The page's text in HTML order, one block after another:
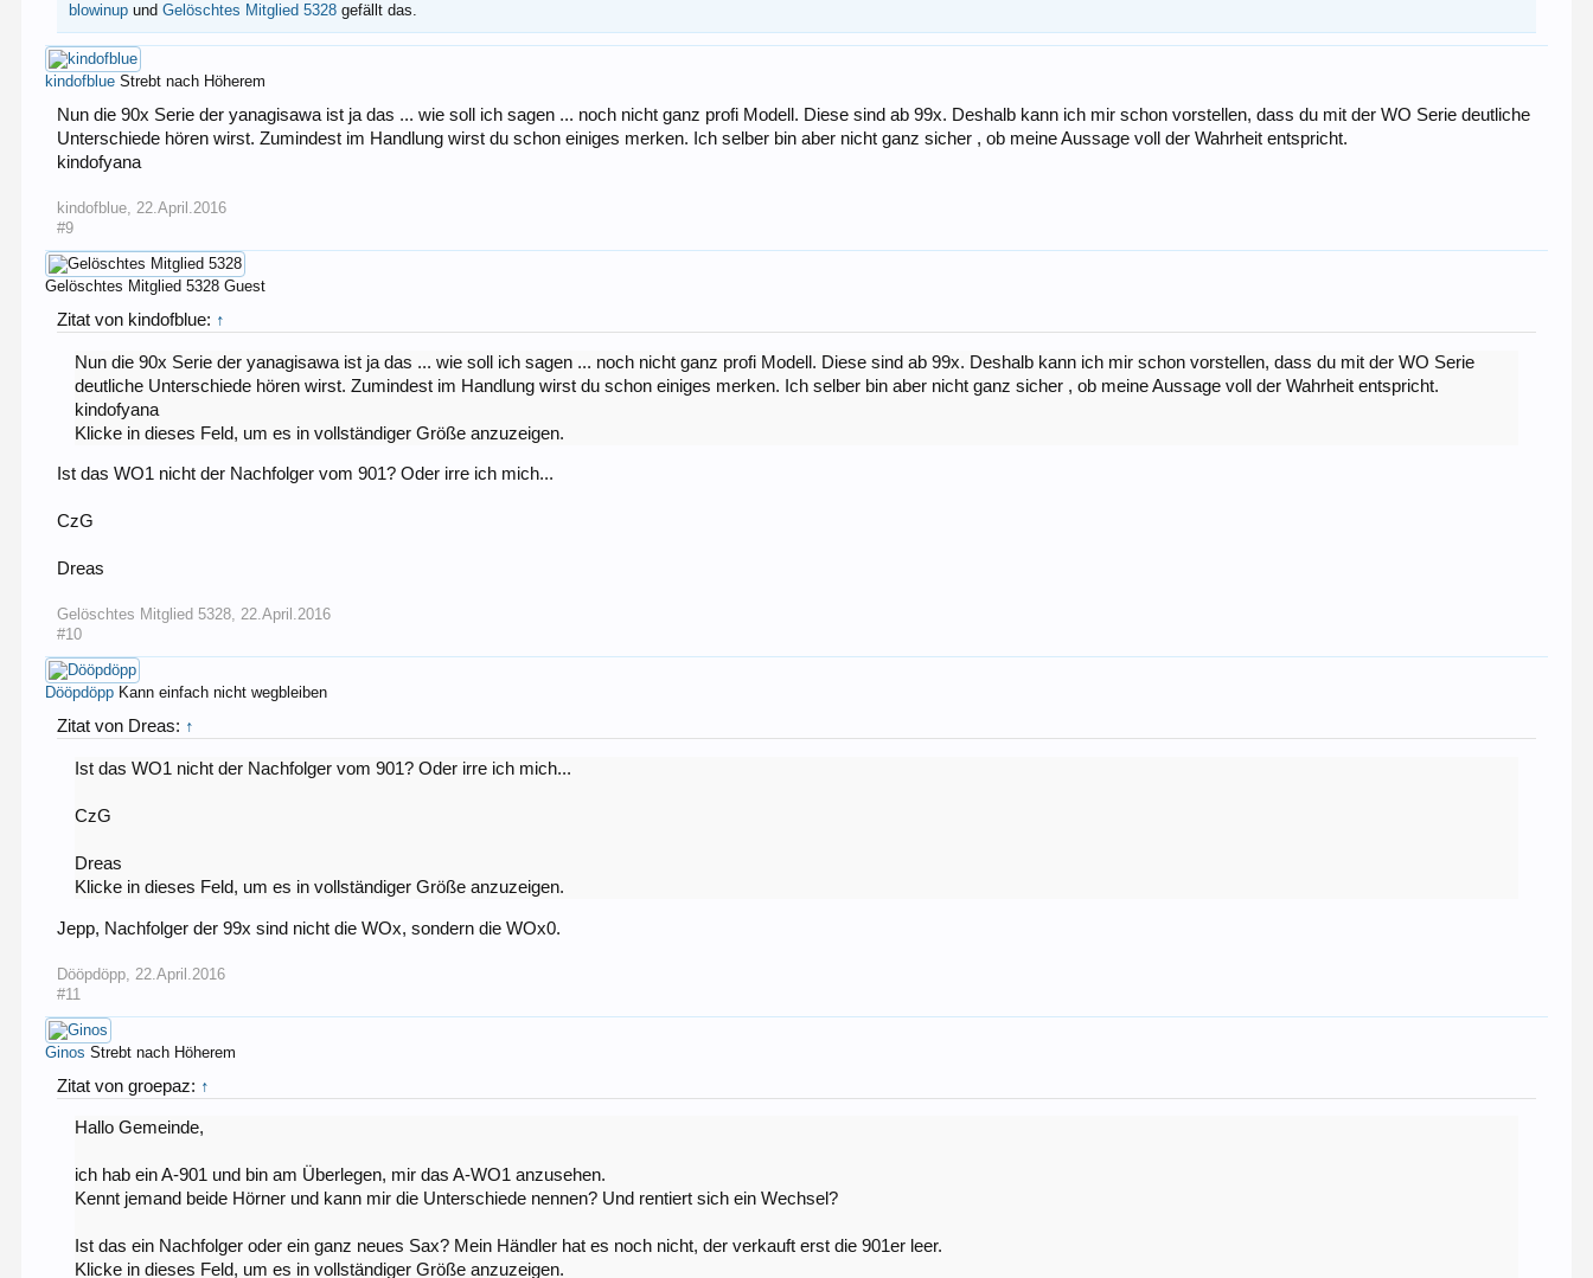
blowinup undGelöschtes Mitglied 5328 gefällt das.
kindofblue Strebt nach Höherem
Nun die 90x Serie der yanagisawa ist ja das ... wie soll ich sagen ... noch nicht ganz profi Modell. Diese sind ab 99x. Deshalb kann ich mir schon vorstellen, dass du mit der WO Serie deutliche
Unterschiede hören wirst. Zumindest im Handlung wirst du schon einiges merken. Ich selber bin aber nicht ganz sicher , ob meine Aussage voll der Wahrheit entspricht.
kindofyana
kindofblue 22.April.2016
#9
Gelöschtes Mitglied 5328 Guest
Zitat von kindofblue: ↑
Nun die 90x Serie der yanagisawa ist ja das ... wie soll ich sagen ... noch nicht ganz profi Modell. Diese sind ab 99x. Deshalb kann ich mir schon vorstellen, dass du mit der WO Serie
deutliche Unterschiede hören wirst. Zumindest im Handlung wirst du schon einiges merken. Ich selber bin aber nicht ganz sicher , ob meine Aussage voll der Wahrheit entspricht.
kindofyana
Klicke in dieses Feld, um es in vollständiger Größe anzuzeigen.
Ist das WO1 nicht der Nachfolger vom 901? Oder irre ich mich...
CzG
Dreas
Gelöschtes Mitglied 5328, 22.April.2016
#10
Dööpdöpp Kann einfach nicht wegbleiben
Zitat von Dreas: ↑
Ist das WO1 nicht der Nachfolger vom 901? Oder irre ich mich...
CzG
Dreas
Klicke in dieses Feld, um es in vollständiger Größe anzuzeigen.
Jepp, Nachfolger der 99x sind nicht die WOx, sondern die WOx0.
Dööpdöpp 22.April.2016
#11
Ginos Strebt nach Höherem
Zitat von groepaz: ↑
Hallo Gemeinde,
ich hab ein A-901 und bin am Überlegen, mir das A-WO1 anzusehen.
Kennt jemand beide Hörner und kann mir die Unterschiede nennen? Und rentiert sich ein Wechsel?
Ist das ein Nachfolger oder ein ganz neues Sax? Mein Händler hat es noch nicht, der verkauft erst die 901er leer.
Klicke in dieses Feld, um es in vollständiger Größe anzuzeigen.